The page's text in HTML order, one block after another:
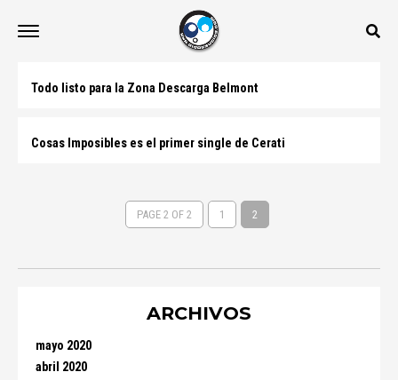
Todo listo para la Zona Descarga Belmont
Cosas Imposibles es el primer single de Cerati
PAGE 2 OF 2 1 2
ARCHIVOS
mayo 2020
abril 2020